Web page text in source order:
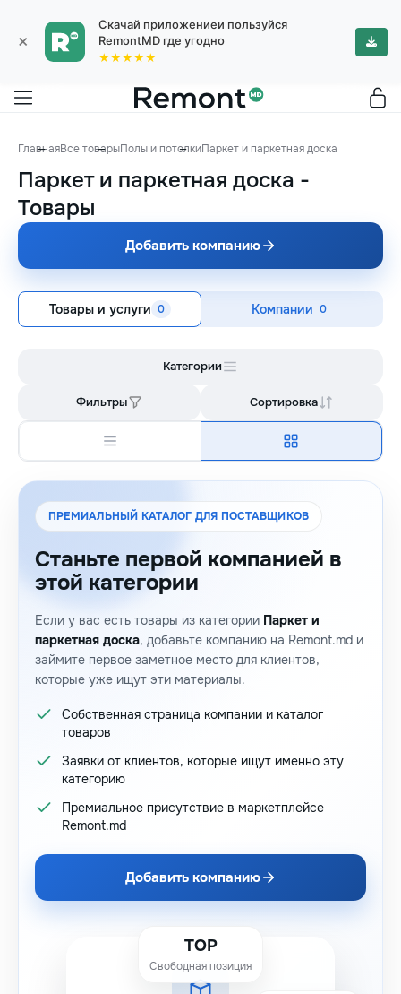
×
Скачай приложениеи пользуйся
RemontMD где угодно
★★★★★
ГлавнаяВсе товарыПолы и потолкиПаркет и паркетная доска
Паркет и паркетная доска -
Товары
Добавить компанию
Товары и услуги 0 Компании 0
Категории
Фильтры Сортировка
ПРЕМИАЛЬНЫЙ КАТАЛОГ ДЛЯ ПОСТАВЩИКОВ
Станьте первой компанией в
этой категории
Если у вас есть товары из категории Паркет и
паркетная доска, добавьте компанию на Remont.md и
займите первое заметное место для клиентов,
которые уже ищут эти материалы.
Собственная страница компании и каталог
товаров
Заявки от клиентов, которые ищут именно эту
категорию
Премиальное присутствие в маркетплейсе
Remont.md
Добавить компанию
TOP
Свободная позиция